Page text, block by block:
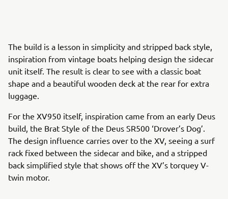
The build is a lesson in simplicity and stripped back style,
inspiration from vintage boats helping design the sidecar
unit itself. The result is clear to see with a classic boat
shape and a beautiful wooden deck at the rear for extra
luggage.
For the XV950 itself, inspiration came from an early Deus
build, the Brat Style of the Deus SR500 ‘Drover’s Dog’.
The design influence carries over to the XV, seeing a surf
rack fixed between the sidecar and bike, and a stripped
back simplified style that shows off the XV’s torquey V-
twin motor.